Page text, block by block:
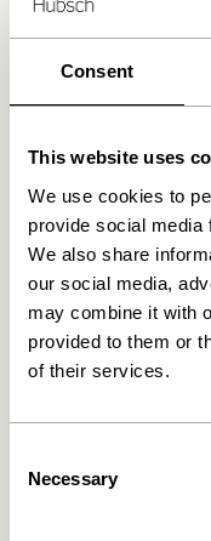
Consent
This website uses
We use cookies to
provide social media
We also share
our social media,
may combine it with
provided to them or
of their services.
Selection
Necessary
Livraison gratuite à
Produits
Still Miroir Naturel